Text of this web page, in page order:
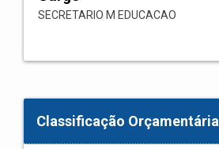
SECRETARIO M EDUCACAO
Classificação Orçamentária